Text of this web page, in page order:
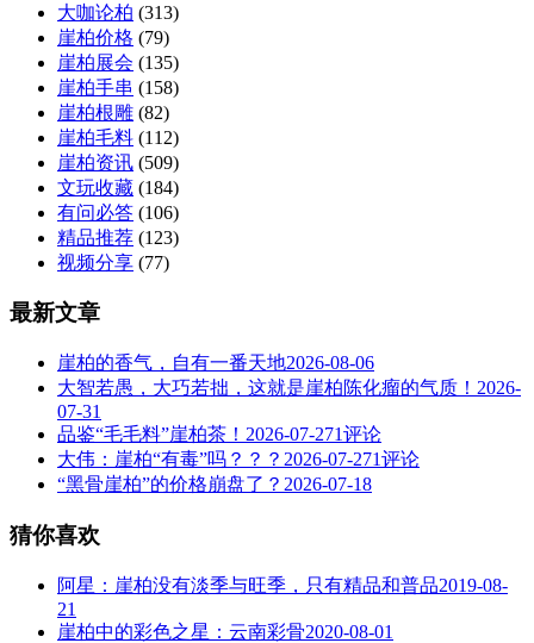
大咖论柏 (313)
崖柏价格 (79)
崖柏展会 (135)
崖柏手串 (158)
崖柏根雕 (82)
崖柏毛料 (112)
崖柏资讯 (509)
文玩收藏 (184)
有问必答 (106)
精品推荐 (123)
视频分享 (77)
最新文章
崖柏的香气，自有一番天地2026-08-06
大智若愚，大巧若拙，这就是崖柏陈化瘤的气质！ 2026-
07-31
品鉴“毛毛料”崖柏茶！ 2026-07-271评论
大伟：崖柏“有毒”吗？？？ 2026-07-271评论
“黑骨崖柏”的价格崩盘了？ 2026-07-18
猜你喜欢
阿星：崖柏没有淡季与旺季，只有精品和普品2019-08-
21
崖柏中的彩色之星：云南彩骨2020-08-01